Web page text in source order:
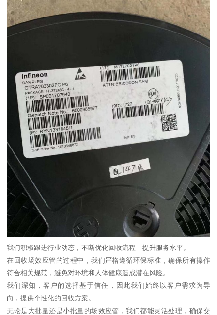
我们积极跟进行业动态，不断优化回收流程，提升服务水平。
在回收场效应管的过程中，我们严格遵循环保标准，确保所有操作
符合相关规范，避免对环境和人体健康造成潜在风险。
我们深知，客户的选择基于信任，因此我们始终以客户需求为导
向，提供个性化的回收方案。
无论是大批量还是小批量的场效应管，我们都能灵活处理，确保交